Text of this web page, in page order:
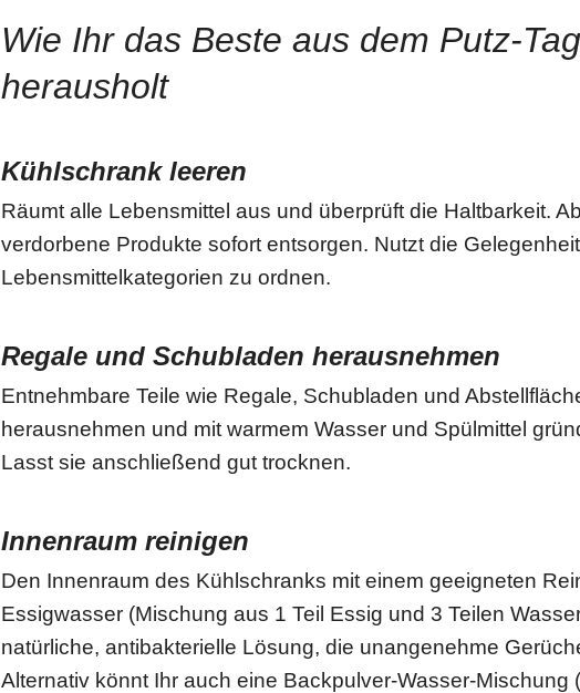
Wie Ihr das Beste aus dem Putz-Tag
herausholt
Kühlschrank leeren
Räumt alle Lebensmittel aus und überprüft die Haltbarkeit.
verdorbene Produkte sofort entsorgen. Nutzt die
Lebensmittelkategorien zu ordnen.
Regale und Schubladen herausnehmen
Entnehmbare Teile wie Regale, Schubladen und
herausnehmen und mit warmem Wasser und Spülmittel
Lasst sie anschließend gut trocknen.
Innenraum reinigen
Den Innenraum des Kühlschranks mit einem geeigneten
Essigwasser (Mischung aus 1 Teil Essig und 3 Teilen
natürliche, antibakterielle Lösung, die unangenehme
Alternativ könnt Ihr auch eine Backpulver-Wasser-Mischung